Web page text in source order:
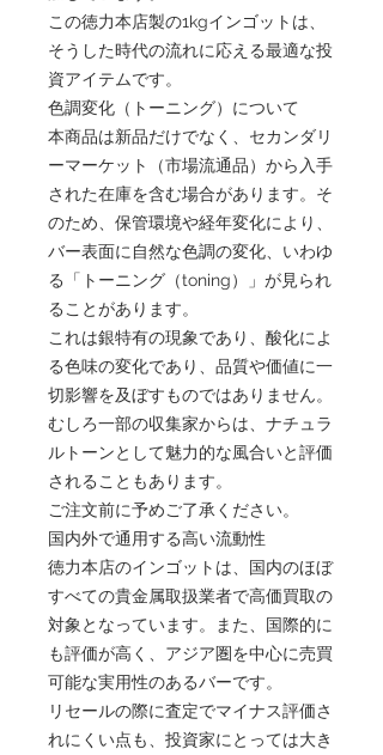
この徳力本店製の1kgインゴットは、
そうした時代の流れに応える最適な投
資アイテムです。
色調変化（トーニング）について
本商品は新品だけでなく、セカンダリ
ーマーケット（市場流通品）から入手
された在庫を含む場合があります。そ
のため、保管環境や経年変化により、
バー表面に自然な色調の変化、いわゆ
る「トーニング（toning）」が見られ
ることがあります。
これは銀特有の現象であり、酸化によ
る色味の変化であり、品質や価値に一
切影響を及ぼすものではありません。
むしろ一部の収集家からは、ナチュラ
ルトーンとして魅力的な風合いと評価
されることもあります。
ご注文前に予めご了承ください。
国内外で通用する高い流動性
徳力本店のインゴットは、国内のほぼ
すべての貴金属取扱業者で高価買取の
対象となっています。また、国際的に
も評価が高く、アジア圏を中心に売買
可能な実用性のあるバーです。
リセールの際に査定でマイナス評価さ
れにくい点も、投資家にとっては大き